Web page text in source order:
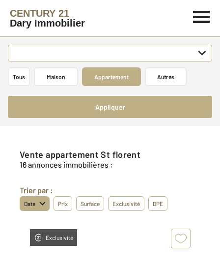
CENTURY 21
Dary Immobilier
Tous Maison Appartement Autres
Appliquer
Vente appartement St florent
16 annonces immobilières :
Trier par :
Date Prix Surface Exclusivité DPE
Exclusivité